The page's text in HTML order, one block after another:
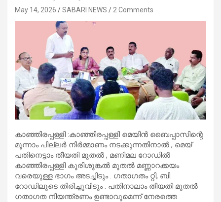
May 14, 2026 SABARI NEWS 2 Comments
കാഞ്ഞിരപ്പള്ളി :കാഞ്ഞിരപ്പള്ളി മെയിൻ ബൈപ്പാസിന്റെ
മൂന്നാം പില്ലർ നിർമ്മാണം നടക്കുന്നതിനാൽ , മെയ്
പതിനെട്ടാം തീയതി മുതൽ , മണിമല റോഡിൽ
കാഞ്ഞിരപ്പള്ളി കുരിശുങ്കൽ മുതൽ മണ്ണാറക്കയം
വരെയുള്ള ഭാഗം അടച്ചിടും . ഗതാഗതം റ്റി, ബി.
റോഡിലൂടെ തിരിച്ചുവിടും . പതിനാലാം തീയതി മുതൽ
ഗതാഗത നിയന്ത്രണം ഉണ്ടാവുമെന്ന് നേരത്തെ